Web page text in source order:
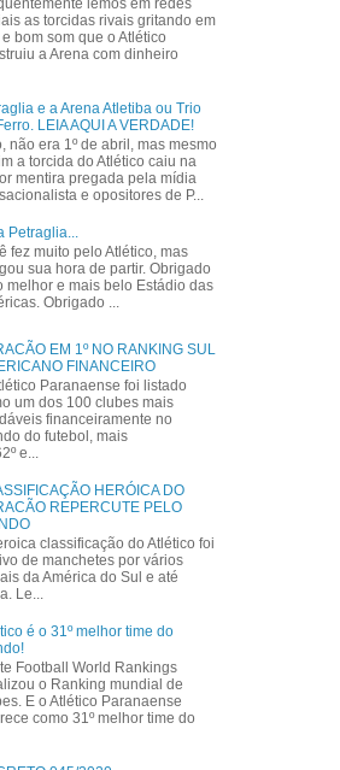
lemos em redes
as torcidas rivais gritando em
bom som que o Atlético
a Arena com dinheiro
e a Arena Atletiba ou Trio
LEIA AQUI A VERDADE!
não era 1º de abril, mas mesmo
a torcida do Atlético caiu na
mentira pregada pela mídia
e opositores de P...
Petraglia...
fez muito pelo Atlético, mas
sua hora de partir. Obrigado
melhor e mais belo Estádio das
Obrigado ...
EM 1º NO RANKING SUL
FINANCEIRO
Paranaense foi listado
um dos 100 clubes mais
financeiramente no
do futebol, mais
e...
HERÓICA DO
REPERCUTE PELO
classificação do Atlético foi
de manchetes por vários
da América do Sul e até
Le...
é o 31º melhor time do
Football World Rankings
o Ranking mundial de
E o Atlético Paranaense
como 31º melhor time do